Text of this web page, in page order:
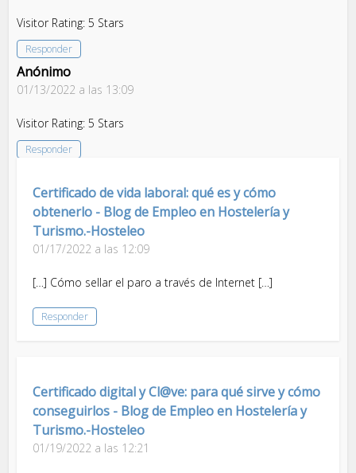
Visitor Rating: 5 Stars
Responder
Anónimo
01/13/2022 a las 13:09
Visitor Rating: 5 Stars
Responder
Certificado de vida laboral: qué es y cómo
obtenerlo - Blog de Empleo en Hostelería y
Turismo.-Hosteleo
01/17/2022 a las 12:09
[…] Cómo sellar el paro a través de Internet […]
Responder
Certificado digital y Cl@ve: para qué sirve y cómo
conseguirlos - Blog de Empleo en Hostelería y
Turismo.-Hosteleo
01/19/2022 a las 12:21